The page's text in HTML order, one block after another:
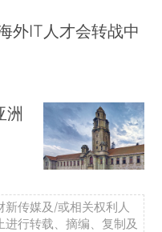
外IT人才会转战中
洲
传媒及/或相关权利人
行转载、摘编、复制及